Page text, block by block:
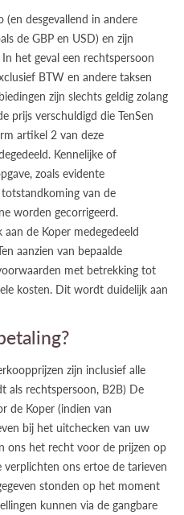
desgevallend in andere
de GBP en USD) en zijn
het geval een rechtspersoon
BTW en andere taksen
zijn slechts geldig zolang
prijs verschuldigd die TenSen
artikel 2 van deze
Kennelijke of
zoals evidente
van de
worden gecorrigeerd.
de Koper medegedeeld
aanzien van bepaalde
met betrekking tot
kosten. Dit wordt duidelijk aan
zijn inclusief alle
als rechtspersoon, B2B) De
de Koper (indien van
bij het uitchecken van uw
ons het recht voor de prijzen op
ons ertoe de tarieven
stonden op het moment
kunnen via de gangbare